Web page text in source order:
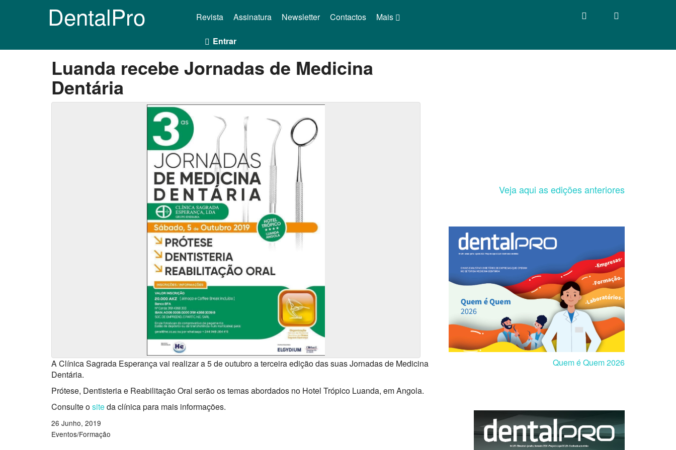
DentalPro Mais
Revista Assinatura Newsletter Contactos
Entrar
Luanda recebe Jornadas de Medicina
Dentária
A Clínica Sagrada Esperança vai realizar a 5 de outubro a terceira edição das suas Jornadas de Medicina
Dentária.
Prótese, Dentisteria e Reabilitação Oral serão os temas abordados no Hotel Trópico Luanda, em Angola.
Consulte ositeda clínica para mais informações.
26 Junho, 2019
Eventos/Formação
Veja aqui as edições anteriores
Quem é Quem 2026